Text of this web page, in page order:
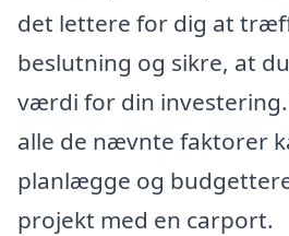
det lettere for dig at
beslutning og sikre, at
værdi for din
alle de nævnte faktorer
planlægge og
projekt med en carport.